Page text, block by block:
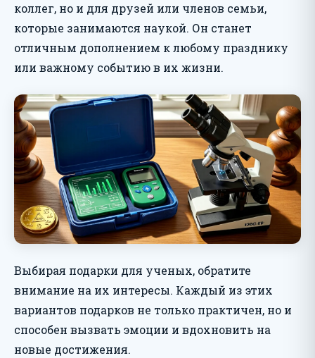
коллег, но и для друзей или членов семьи,
которые занимаются наукой. Он станет
отличным дополнением к любому празднику
или важному событию в их жизни.
Выбирая подарки для ученых, обратите
внимание на их интересы. Каждый из этих
вариантов подарков не только практичен, но и
способен вызвать эмоции и вдохновить на
новые достижения.